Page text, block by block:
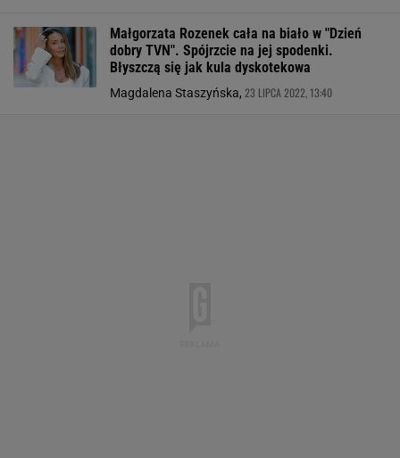
Małgorzata Rozenek cała na biało w "Dzień
dobry TVN". Spójrzcie na jej spodenki.
Błyszczą się jak kula dyskotekowa
Magdalena Staszyńska, 23 LIPCA 2022, 13:40